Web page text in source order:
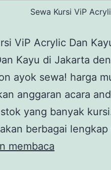
Sewa Kursi ViP
ViP Acrylic Dan
Kayu di Jakarta
ayok sewa! harga
anggaran acara
yang banyak
berbagai
membaca